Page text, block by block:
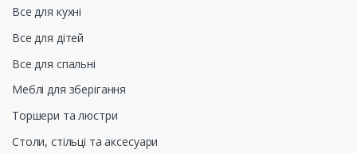
Все для кухні
Все для дітей
Все для спальні
Меблі для зберігання
Торшери та люстри
Столи, стільці та аксесуари